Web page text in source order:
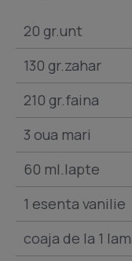
20 gr.unt
130 gr.zahar
210 gr.faina
3 oua mari
60 ml.lapte
1 esenta vanilie
coaja de la 1